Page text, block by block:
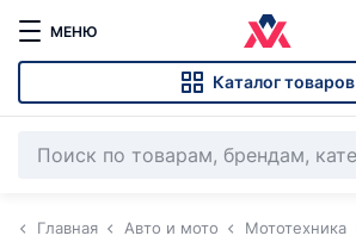
МЕНЮ
Каталог товаров
Главная Авто и мото Мототехника